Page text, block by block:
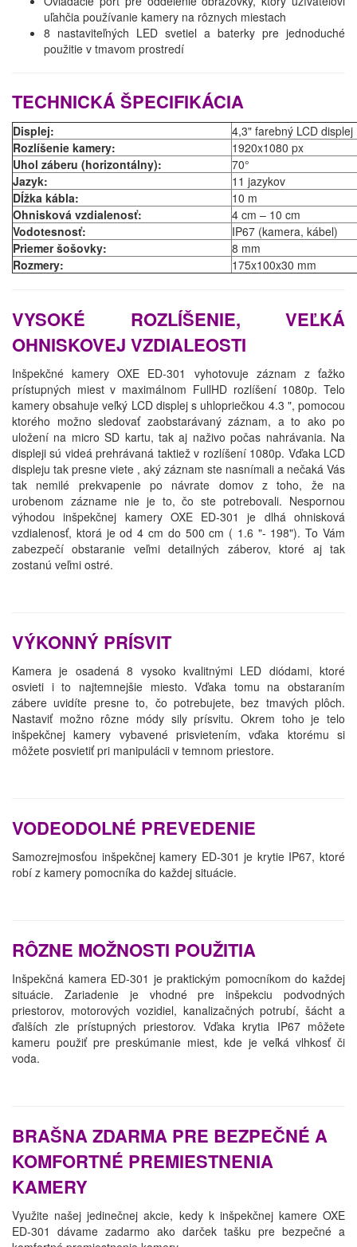
uľahčia používanie kamery na rôznych miestach
8 nastaviteľných LED svetiel a baterky pre jednoduché
použitie v tmavom prostredí
TECHNICKÁ ŠPECIFIKÁCIA
Displej:
4,3" farebný LCD displej
Rozlíšenie kamery:
1920x1080 px
Uhol záberu (horizontálny):
70°
Jazyk:
11 jazykov
Dĺžka kábla:
10 m
Ohnisková vzdialenosť:
4 cm – 10 cm
Vodotesnosť:
IP67 (kamera, kábel)
Priemer šošovky:
8 mm
Rozmery:
175x100x30 mm
VYSOKÉ ROZLÍŠENIE, VEĽKÁ
OHNISKOVEJ VZDIALEOSTI
Inšpekčné kamery OXE ED-301 vyhotovuje záznam z ťažko
prístupných miest v maximálnom FullHD rozlíšení 1080p. Telo
kamery obsahuje veľký LCD displej s uhlopriečkou 4.3 ", pomocou
ktorého možno sledovať zaobstarávaný záznam, a to ako po
uložení na micro SD kartu, tak aj naživo počas nahrávania. Na
displeji sú videá prehrávaná taktiež v rozlíšení 1080p. Vďaka LCD
displeju tak presne viete , aký záznam ste nasnímali a nečaká Vás
tak nemilé prekvapenie po návrate domov z toho, že na
urobenom zázname nie je to, čo ste potrebovali. Nespornou
výhodou inšpekčnej kamery OXE ED-301 je dlhá ohnisková
vzdialenosť, ktorá je od 4 cm do 500 cm ( 1.6 "- 198"). To Vám
zabezpečí obstaranie veľmi detailných záberov, ktoré aj tak
zostanú veľmi ostré.
VÝKONNÝ PRÍSVIT
Kamera je osadená 8 vysoko kvalitnými LED diódami, ktoré
osvieti i to najtemnejšie miesto. Vďaka tomu na obstaraním
zábere uvidíte presne to, čo potrebujete, bez tmavých plôch.
Nastaviť možno rôzne módy sily prísvitu. Okrem toho je telo
inšpekčnej kamery vybavené prisvietením, vďaka ktorému si
môžete posvietiť pri manipulácii v temnom priestore.
VODEODOLNÉ PREVEDENIE
Samozrejmosťou inšpekčnej kamery ED-301 je krytie IP67, ktoré
robí z kamery pomocníka do každej situácie.
RÔZNE MOŽNOSTI POUŽITIA
Inšpekčná kamera ED-301 je praktickým pomocníkom do každej
situácie. Zariadenie je vhodné pre inšpekciu podvodných
priestorov, motorových vozidiel, kanalizačných potrubí, šácht a
ďalších zle prístupných priestorov. Vďaka krytia IP67 môžete
kameru použiť pre preskúmanie miest, kde je veľká vlhkosť či
voda.
BRAŠNA ZDARMA PRE BEZPEČNÉ A
KOMFORTNÉ PREMIESTNENIA
KAMERY
Využite našej jedinečnej akcie, kedy k inšpekčnej kamere OXE
ED-301 dávame zadarmo ako darček tašku pre bezpečné a